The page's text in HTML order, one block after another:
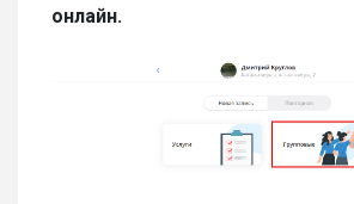
онлайн.